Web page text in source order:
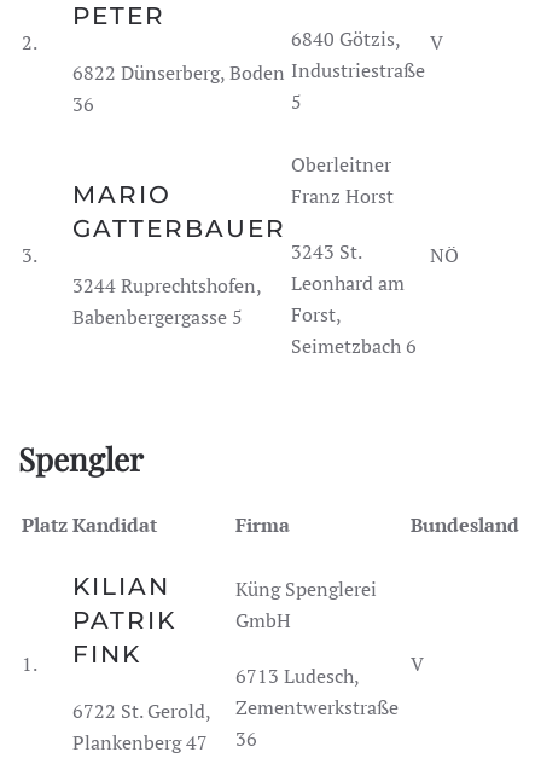
2.
PETER
6822 Dünserberg, Boden
36
6840 Götzis,
Industriestraße
5
V
3.
MARIO
GATTERBAUER
3244 Ruprechtshofen,
Babenbergergasse 5
Oberleitner
Franz Horst
3243 St.
Leonhard am
Forst,
Seimetzbach 6
NÖ
Spengler
PlatzKandidat Firma Bundesland
1.
KILIAN
PATRIK
FINK
6722 St. Gerold,
Plankenberg 47
Küng Spenglerei
GmbH
6713 Ludesch,
Zementwerkstraße
36
V